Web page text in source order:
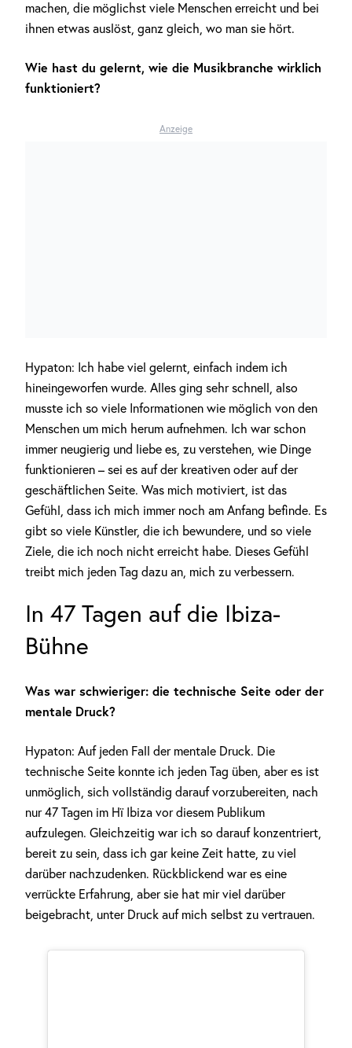
machen, die möglichst viele Menschen erreicht und bei
ihnen etwas auslöst, ganz gleich, wo man sie hört.
Wie hast du gelernt, wie die Musikbranche wirklich
funktioniert?
Anzeige
Hypaton: Ich habe viel gelernt, einfach indem ich
hineingeworfen wurde. Alles ging sehr schnell, also
musste ich so viele Informationen wie möglich von den
Menschen um mich herum aufnehmen. Ich war schon
immer neugierig und liebe es, zu verstehen, wie Dinge
funktionieren – sei es auf der kreativen oder auf der
geschäftlichen Seite. Was mich motiviert, ist das
Gefühl, dass ich mich immer noch am Anfang befinde. Es
gibt so viele Künstler, die ich bewundere, und so viele
Ziele, die ich noch nicht erreicht habe. Dieses Gefühl
treibt mich jeden Tag dazu an, mich zu verbessern.
In 47 Tagen auf die Ibiza-
Bühne
Was war schwieriger: die technische Seite oder der
mentale Druck?
Hypaton: Auf jeden Fall der mentale Druck. Die
technische Seite konnte ich jeden Tag üben, aber es ist
unmöglich, sich vollständig darauf vorzubereiten, nach
nur 47 Tagen im Hï Ibiza vor diesem Publikum
aufzulegen. Gleichzeitig war ich so darauf konzentriert,
bereit zu sein, dass ich gar keine Zeit hatte, zu viel
darüber nachzudenken. Rückblickend war es eine
verrückte Erfahrung, aber sie hat mir viel darüber
beigebracht, unter Druck auf mich selbst zu vertrauen.